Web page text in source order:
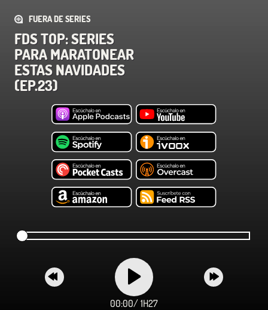
FUERA DE SERIES
FDS TOP: SERIES
PARA MARATONEAR
ESTAS NAVIDADES
(EP.23)
00:00/ 1H27